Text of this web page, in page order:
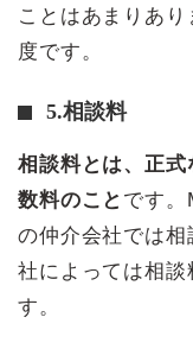
ことはあまりあ
度です。
5.相談料
相談料とは、正
数料のこと です。
の仲介会社では
社によっては相談
す。